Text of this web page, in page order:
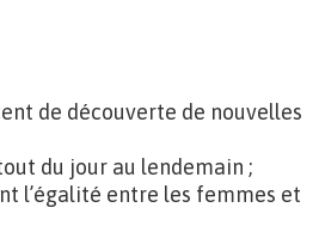
de découverte de nouvelles
du jour au lendemain ;
l’égalité entre les femmes et